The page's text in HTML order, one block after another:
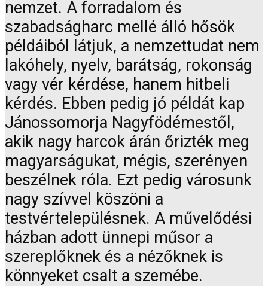
nemzet. A forradalom és
szabadságharc mellé álló hősök
példáiból látjuk, a nemzettudat nem
lakóhely, nyelv, barátság, rokonság
vagy vér kérdése, hanem hitbeli
kérdés. Ebben pedig jó példát kap
Jánossomorja Nagyfödémestől,
akik nagy harcok árán őrizték meg
magyarságukat, mégis, szerényen
beszélnek róla. Ezt pedig városunk
nagy szívvel köszöni a
testvértelepülésnek. A művelődési
házban adott ünnepi műsor a
szereplőknek és a nézőknek is
könnyeket csalt a szemébe.